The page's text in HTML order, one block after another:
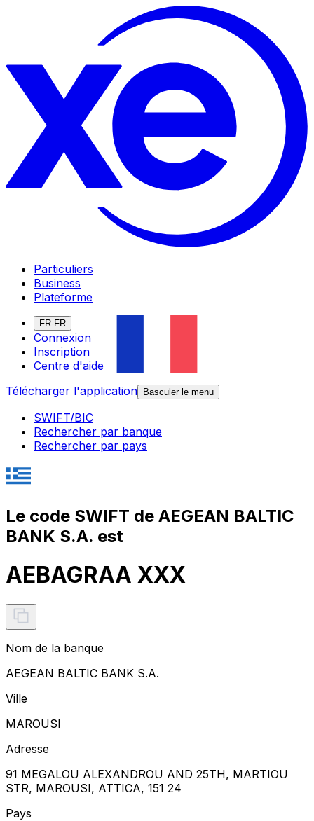
Particuliers
Business
Plateforme
FR-FR
Connexion
Inscription
Centre d'aide
Télécharger l'application
Basculer le menu
SWIFT/BIC
Rechercher par banque
Rechercher par pays
Le code SWIFT de AEGEAN BALTIC
BANK S.A. est
AEBAGRAA XXX
Nom de la banque
AEGEAN BALTIC BANK S.A.
Ville
MAROUSI
Adresse
91 MEGALOU ALEXANDROU AND 25TH, MARTIOU
STR, MAROUSI, ATTICA, 151 24
Pays